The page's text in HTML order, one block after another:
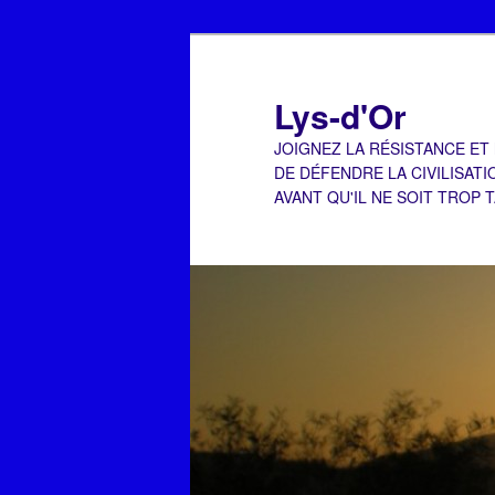
Lys-d'Or
JOIGNEZ LA RÉSISTANCE
DE DÉFENDRE LA
AVANT QU'IL NE SOIT TROP